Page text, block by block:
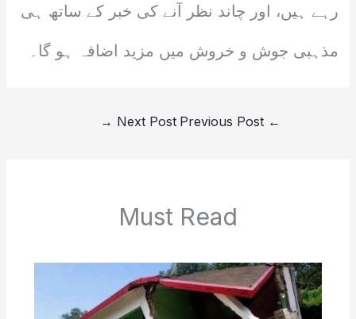
رہے ہیں، اور چاند نظر آنے کی خبر کے ساتھ ہی
مذہبی جوش و خروش میں مزید اضافہ ہو گا۔
←
Next Post
→
Must Read